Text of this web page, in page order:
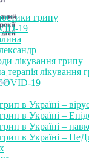
грипу
19
лікування грипу
терапія лікування
19
в Україні –
в Україні –
в Україні –
в Україні –